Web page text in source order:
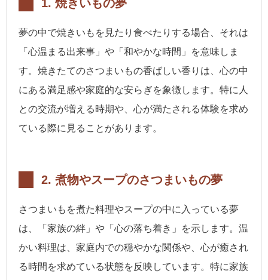
1. 焼きいもの夢
夢の中で焼きいもを見たり食べたりする場合、それは
「心温まる出来事」や「和やかな時間」を意味しま
す。焼きたてのさつまいもの香ばしい香りは、心の中
にある満足感や家庭的な安らぎを象徴します。特に人
との交流が増える時期や、心が満たされる体験を求め
ている際に見ることがあります。
2. 煮物やスープのさつまいもの夢
さつまいもを煮た料理やスープの中に入っている夢
は、「家族の絆」や「心の落ち着き」を示します。温
かい料理は、家庭内での穏やかな関係や、心が癒され
る時間を求めている状態を反映しています。特に家族